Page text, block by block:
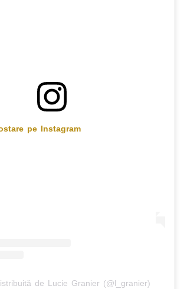
pe Instagram
de Lucie Granier (@l_granier)